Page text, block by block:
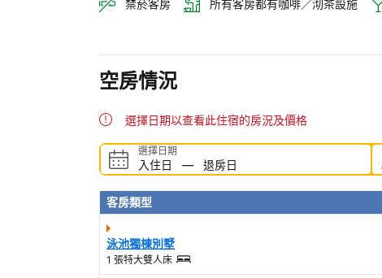
禁菸客房 所有客房都有咖啡／沏茶設施
空房情況
選擇日期以查看此住宿的房況及價格
選擇日期
入住日 — 退房日
客房類型
泳池獨棟別墅
1 張特大雙人床